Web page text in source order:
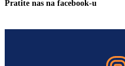
Pratite nas na facebook-u